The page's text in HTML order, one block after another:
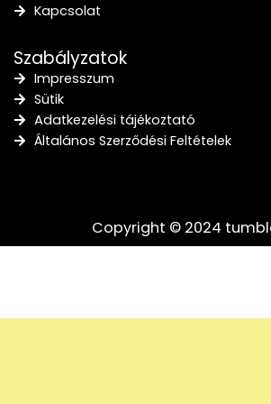
Kapcsolat
Szabályzatok
Impresszum
Sütik
Adatkezelési tájékoztató
Általános Szerződési Feltételek
Copyright © 2024